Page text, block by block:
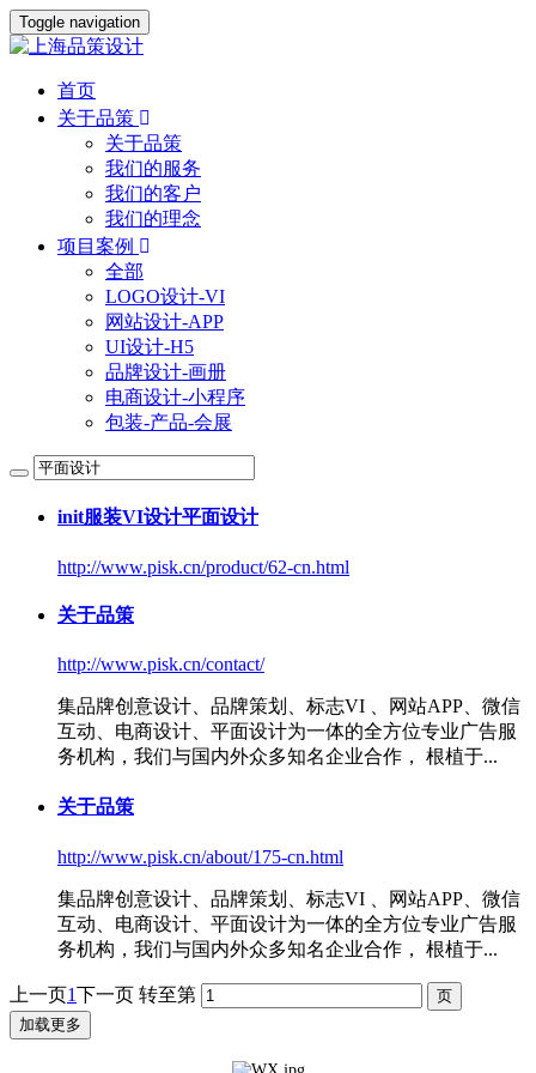
Toggle navigation
首页
关于品策
关于品策
我们的服务
我们的客户
我们的理念
项目案例
全部
LOGO设计-VI
网站设计-APP
UI设计-H5
品牌设计-画册
电商设计-小程序
包装-产品-会展
init服装VI设计平面设计
http://www.pisk.cn/product/62-cn.html
关于品策
http://www.pisk.cn/contact/
集品牌创意设计、品牌策划、标志VI 、网站APP、微信
互动、电商设计、 平面设计为一体的全方位专业广告服
务机构，我们与国内外众多知名企业合作， 根植于...
关于品策
http://www.pisk.cn/about/175-cn.html
集品牌创意设计、品牌策划、标志VI 、网站APP、微信
互动、电商设计、 平面设计为一体的全方位专业广告服
务机构，我们与国内外众多知名企业合作， 根植于...
上一页1下一页 转至第
加载更多